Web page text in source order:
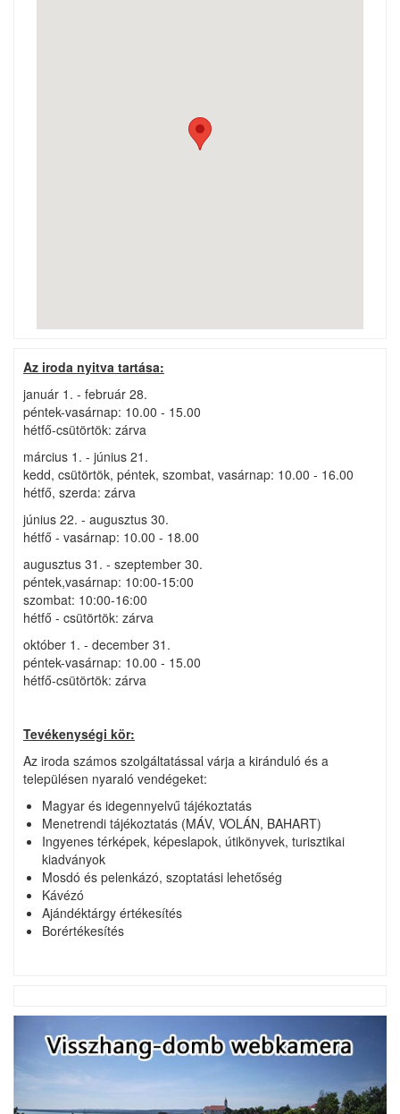
Az iroda nyitva tartása:
január 1. - február 28.
péntek-vasárnap: 10.00 - 15.00
hétfő-csütörtök: zárva
március 1. - június 21.
kedd, csütörtök, péntek, szombat, vasárnap: 10.00 - 16.00
hétfő, szerda: zárva
június 22. - augusztus 30.
hétfő - vasárnap: 10.00 - 18.00
augusztus 31. - szeptember 30.
péntek,vasárnap: 10:00-15:00
szombat: 10:00-16:00
hétfő - csütörtök: zárva
október 1. - december 31.
péntek-vasárnap: 10.00 - 15.00
hétfő-csütörtök: zárva
Tevékenységi kör:
Az iroda számos szolgáltatással várja a kiránduló és a
településen nyaraló vendégeket:
Magyar és idegennyelvű tájékoztatás
Menetrendi tájékoztatás (MÁV, VOLÁN, BAHART)
Ingyenes térképek, képeslapok, útikönyvek, turisztikai
kiadványok
Mosdó és pelenkázó, szoptatási lehetőség
Kávézó
Ajándéktárgy értékesítés
Borértékesítés